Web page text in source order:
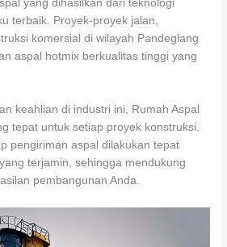
yang dihasilkan dari teknologi
terbaik. Proyek-proyek jalan,
komersial di wilayah Pandeglang
aspal hotmix berkualitas tinggi yang
keahlian di industri ini, Rumah Aspal
tepat untuk setiap proyek konstruksi.
pengiriman aspal dilakukan tepat
terjamin, sehingga mendukung
pembangunan Anda.